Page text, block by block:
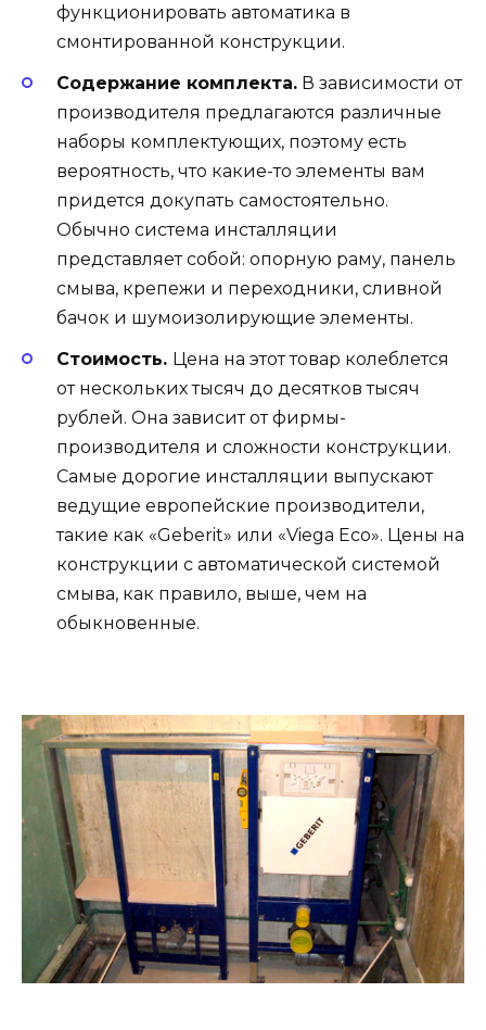
функционировать автоматика в
смонтированной конструкции.
Содержание комплекта. В зависимости от
производителя предлагаются различные
наборы комплектующих, поэтому есть
вероятность, что какие-то элементы вам
придется докупать самостоятельно.
Обычно система инсталляции
представляет собой: опорную раму, панель
смыва, крепежи и переходники, сливной
бачок и шумоизолирующие элементы.
Стоимость. Цена на этот товар колеблется
от нескольких тысяч до десятков тысяч
рублей. Она зависит от фирмы-
производителя и сложности конструкции.
Самые дорогие инсталляции выпускают
ведущие европейские производители,
такие как «Geberit» или «Viega Eco». Цены на
конструкции с автоматической системой
смыва, как правило, выше, чем на
обыкновенные.